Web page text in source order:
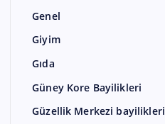
Genel
Giyim
Gıda
Güney Kore Bayilikleri
Güzellik Merkezi bayilikleri